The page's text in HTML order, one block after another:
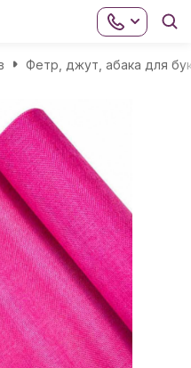
Фетр, джут, абака для